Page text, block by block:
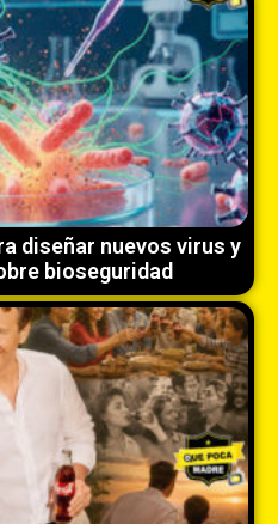
diseñar nuevos virus y
bioseguridad